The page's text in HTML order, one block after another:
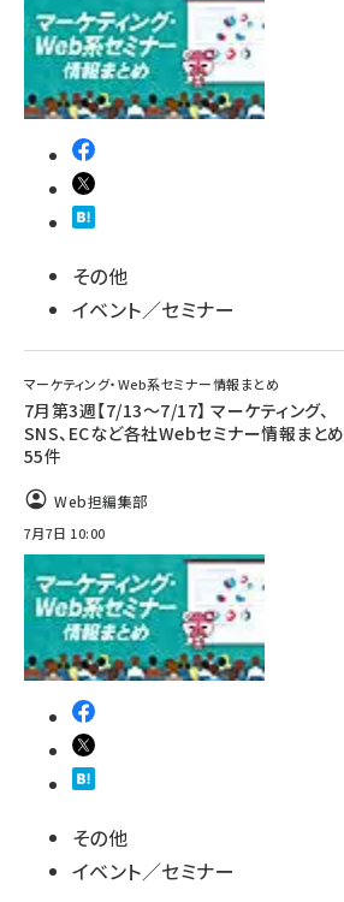
その他
イベント／セミナー
マーケティング・Web系セミナー情報まとめ
7月第3週【7/13～7/17】 マーケティング、
SNS、ECなど各社Webセミナー情報まとめ
55件
Web担編集部
7月7日 10:00
その他
イベント／セミナー